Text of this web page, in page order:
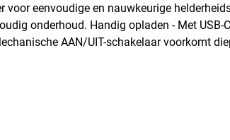
eenvoudige en nauwkeurige
onderhoud. Handig opladen - Met
AAN/UIT-schakelaar voorkomt